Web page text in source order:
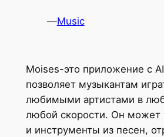
—Music
Moises-это приложение с
позволяет музыкантам
любимыми артистами в
любой скорости. Он может
и инструменты из песен,